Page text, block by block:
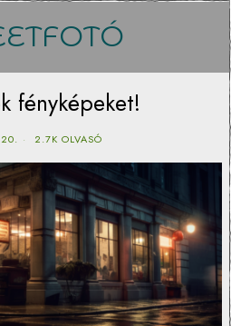
fényképeket!
2.7K OLVASÓ